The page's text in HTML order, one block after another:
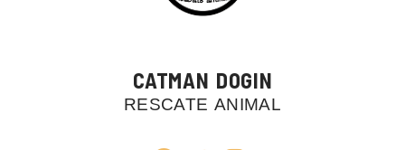
CATMAN DOGIN
RESCATE ANIMAL